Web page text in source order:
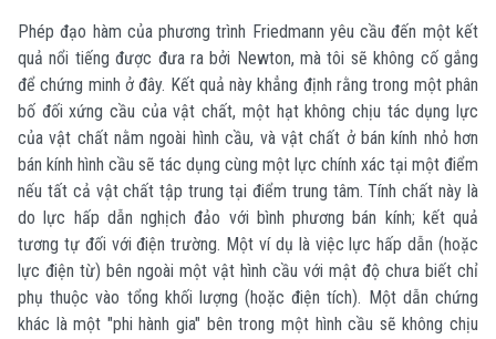
Phép đạo hàm của phương trình Friedmann yêu cầu đến một kết
quả nổi tiếng được đưa ra bởi Newton, mà tôi sẽ không cố gắng
để chứng minh ở đây. Kết quả này khẳng định rằng trong một phân
bố đối xứng cầu của vật chất, một hạt không chịu tác dụng lực
của vật chất nằm ngoài hình cầu, và vật chất ở bán kính nhỏ hơn
bán kính hình cầu sẽ tác dụng cùng một lực chính xác tại một điểm
nếu tất cả vật chất tập trung tại điểm trung tâm. Tính chất này là
do lực hấp dẫn nghịch đảo với bình phương bán kính; kết quả
tương tự đối với điện trường. Một ví dụ là việc lực hấp dẫn (hoặc
lực điện từ) bên ngoài một vật hình cầu với mật độ chưa biết chỉ
phụ thuộc vào tổng khối lượng (hoặc điện tích). Một dẫn chứng
khác là một "phi hành gia" bên trong một hình cầu sẽ không chịu